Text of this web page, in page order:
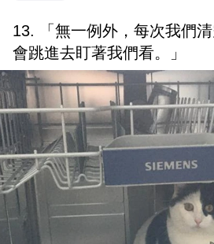
13. 「無一例外，每次我們
會跳進去盯著我們看。」